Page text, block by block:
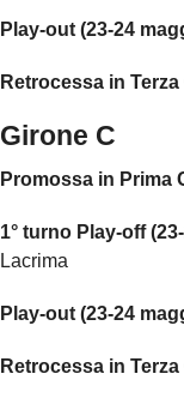
Play-out (23-24
Retrocessa in
Girone C
Promossa in Prima
1° turno Play-off
Lacrima
Play-out (23-24
Retrocessa in